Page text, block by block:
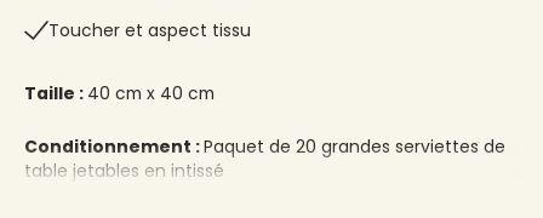
Toucher et aspect tissu
Taille : 40 cm x 40 cm
Conditionnement :Paquet de 20 grandes serviettes de
table jetables en intissé